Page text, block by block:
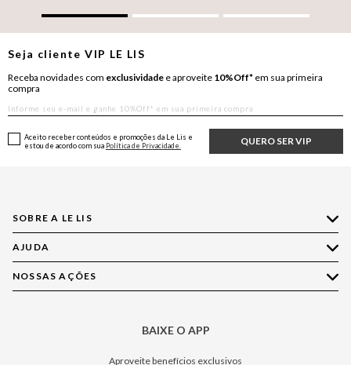
Seja clienteVIP LE LIS
Receba novidades com exclusividade e aproveite 10%Off* em sua primeira
compra
QUERO SER VIP
Aceito receber conteúdos e promoções da Le Lis e
estou de acordo com sua Política de Privacidade.
SOBRE A LE LIS
Quem Somos
Nossas Lojas
Política de Privacidade
AJUDA
Compre pelo WhatsApp
Central de Relacionamento
NOSSAS AÇÕES
BAIXE O APP
Aproveite benefícios exclusivos